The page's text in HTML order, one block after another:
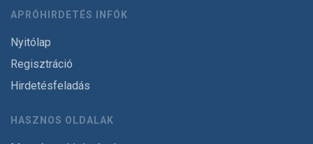
APRÓHIRDETÉS INFÓK
Nyitólap
Regisztráció
Hirdetésfeladás
HASZNOS OLDALAK